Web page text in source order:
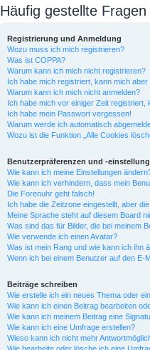
Häufig gestellte Fragen
Registrierung und Anmeldung
Wozu muss ich mich registrieren?
Was ist COPPA?
Warum kann ich mich nicht registrieren?
Ich habe mich registriert, kann mich aber
Warum kann ich mich nicht anmelden?
Ich habe mich vor einiger Zeit registriert,
Ich habe mein Passwort vergessen!
Warum werde ich automatisch
Wozu ist die Funktion „Alle Cookies
Benutzerpräferenzen und -
Wie kann ich meine Einstellungen
Wie kann ich verhindern, dass mein
Die Forenuhr geht falsch!
Ich habe die Zeitzone eingestellt, aber
Meine Sprache steht auf diesem Board
Was sind das für Bilder, die bei meinem
Wie verwende ich einen Avatar?
Was ist mein Rang und wie kann ich ihn
Wenn ich bei einem Benutzer auf den E-
Beiträge schreiben
Wie erstelle ich ein neues Thema oder
Wie kann ich einen Beitrag bearbeiten
Wie kann ich meinem Beitrag eine
Wie kann ich eine Umfrage erstellen?
Wieso kann ich nicht mehr